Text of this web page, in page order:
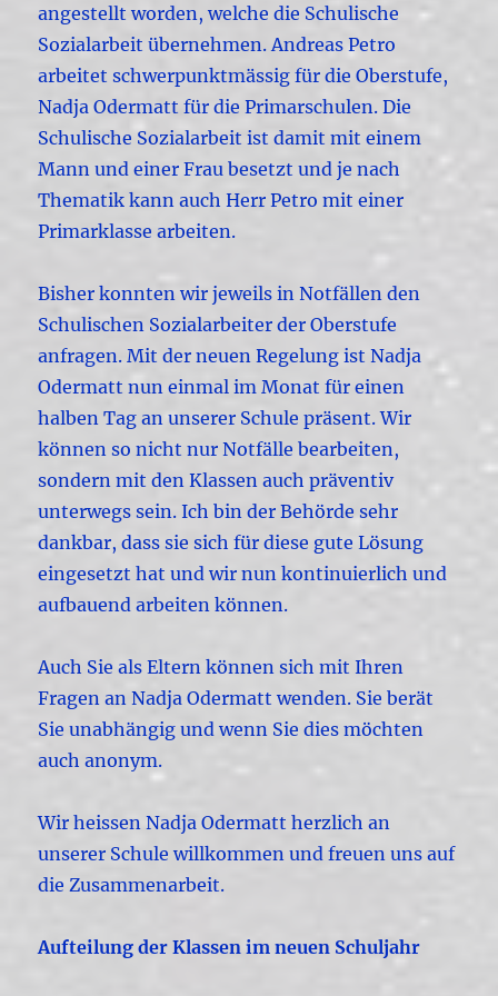
angestellt worden, welche die Schulische
Sozialarbeit übernehmen. Andreas Petro
arbeitet schwerpunktmässig für die Oberstufe,
Nadja Odermatt für die Primarschulen. Die
Schulische Sozialarbeit ist damit mit einem
Mann und einer Frau besetzt und je nach
Thematik kann auch Herr Petro mit einer
Primarklasse arbeiten.
Bisher konnten wir jeweils in Notfällen den
Schulischen Sozialarbeiter der Oberstufe
anfragen. Mit der neuen Regelung ist Nadja
Odermatt nun einmal im Monat für einen
halben Tag an unserer Schule präsent. Wir
können so nicht nur Notfälle bearbeiten,
sondern mit den Klassen auch präventiv
unterwegs sein. Ich bin der Behörde sehr
dankbar, dass sie sich für diese gute Lösung
eingesetzt hat und wir nun kontinuierlich und
aufbauend arbeiten können.
Auch Sie als Eltern können sich mit Ihren
Fragen an Nadja Odermatt wenden. Sie berät
Sie unabhängig und wenn Sie dies möchten
auch anonym.
Wir heissen Nadja Odermatt herzlich an
unserer Schule willkommen und freuen uns auf
die Zusammenarbeit.
Aufteilung der Klassen im neuen Schuljahr